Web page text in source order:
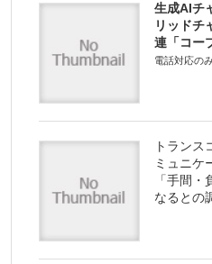
生成AIチ
リッドチ
連「コー
電話対応の
トランス
ミュニケ
「手間
なるとの